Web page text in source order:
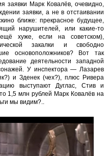
заявки Марк Ковалёв, очевидно,
заявки, а не в отстаивании
ближе: прекрасное будущее,
нарушителей, или какие-то
хуже, если на советском),
закалки и свободно
основоположников? Вот так
деятельности западной
У инспектора — Лазарев
и Зденек (чех?), плюс Ривера
выступают Дуглас, Стив и
1,5 млн рублей Марк Ковалёв на
мы видим?..